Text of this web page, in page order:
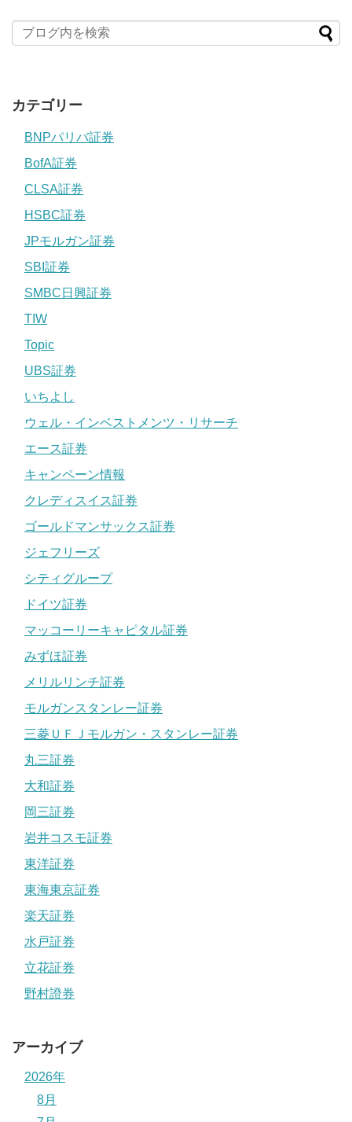
カテゴリー
BNPパリバ証券
BofA証券
CLSA証券
HSBC証券
JPモルガン証券
SBI証券
SMBC日興証券
TIW
Topic
UBS証券
いちよし
ウェル・インベストメンツ・リサーチ
エース証券
キャンペーン情報
クレディスイス証券
ゴールドマンサックス証券
ジェフリーズ
シティグループ
ドイツ証券
マッコーリーキャピタル証券
みずほ証券
メリルリンチ証券
モルガンスタンレー証券
三菱ＵＦＪモルガン・スタンレー証券
丸三証券
大和証券
岡三証券
岩井コスモ証券
東洋証券
東海東京証券
楽天証券
水戸証券
立花証券
野村證券
アーカイブ
2026年
8月